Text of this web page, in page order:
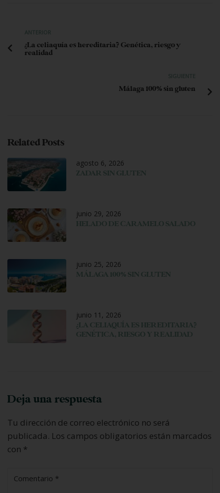
ANTERIOR
¿La celiaquía es hereditaria? Genética, riesgo y
realidad
SIGUIENTE
Málaga 100% sin gluten
Related Posts
agosto 6, 2026
ZADAR SIN GLUTEN
junio 29, 2026
HELADO DE CARAMELO SALADO
junio 25, 2026
MÁLAGA 100% SIN GLUTEN
junio 11, 2026
¿LA CELIAQUÍA ES HEREDITARIA?
GENÉTICA, RIESGO Y REALIDAD
Deja una respuesta
Tu dirección de correo electrónico no será
publicada. Los campos obligatorios están marcados
con *